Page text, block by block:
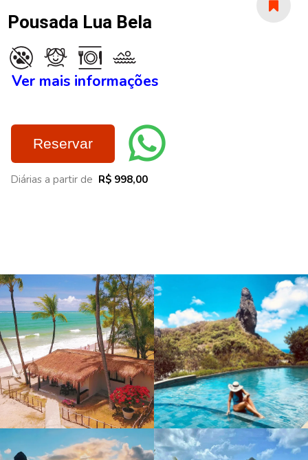
Pousada Lua Bela
Ver mais informações
Reservar
Diárias a partir de R$ 998,00